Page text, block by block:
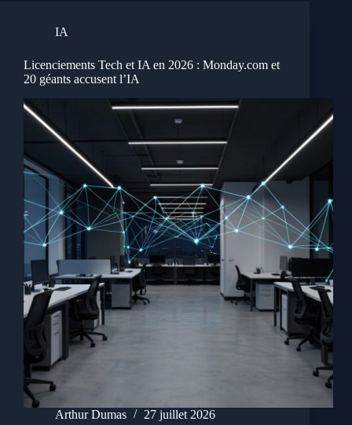
IA
Licenciements Tech et IA en 2026 : Monday.com et
20 géants accusent l’IA
Arthur Dumas 27 juillet 2026